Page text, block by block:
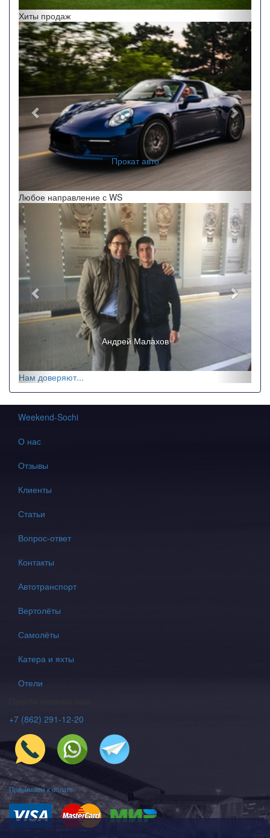
Хиты продаж
Заказ автобусов
Назад
Любое направление с WS
Ricchi e Poveri
Назад
Нам доверяют...
Weekend-Sochi
О нас
Отзывы
Клиенты
Статьи
Вопрос-ответ
Контакты
Автотранспорт
Вертолёты
Самолёты
Катера и яхты
Отели
+7 (862) 291-12-20
Принимаем к оплате